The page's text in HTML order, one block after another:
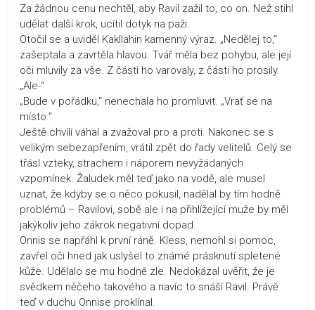
Za žádnou cenu nechtěl, aby Ravil zažil to, co on. Než stihl
udělat další krok, ucítil dotyk na paži.
Otočil se a uviděl Kakllahin kamenný výraz. „Nedělej to,“
zašeptala a zavrtěla hlavou. Tvář měla bez pohybu, ale její
oči mluvily za vše. Z části ho varovaly, z části ho prosily.
„Ale-“
„Bude v pořádku,“ nenechala ho promluvit. „Vrať se na
místo.“
Ještě chvíli váhal a zvažoval pro a proti. Nakonec se s
velikým sebezapřením, vrátil zpět do řady velitelů. Celý se
třásl vzteky, strachem i náporem nevyžádaných
vzpomínek. Žaludek měl teď jako na vodě, ale musel
uznat, že kdyby se o něco pokusil, nadělal by tím hodně
problémů – Ravilovi, sobě ale i na přihlížející muže by měl
jakýkoliv jeho zákrok negativní dopad.
Onnis se napřáhl k první ráně. Kless, nemohl si pomoc,
zavřel oči hned jak uslyšel to známé prásknutí spletené
kůže. Udělalo se mu hodně zle. Nedokázal uvěřit, že je
svědkem něčeho takového a navíc to snáší Ravil. Právě
teď v duchu Onnise proklínal.